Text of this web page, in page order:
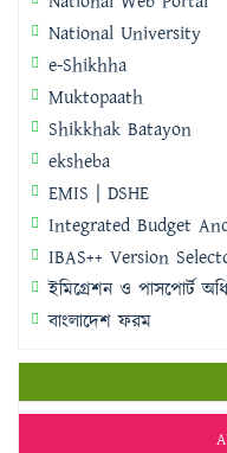
National University
e-Shikhha
Muktopaath
Shikkhak Batayon
eksheba
EMIS | DSHE
Integrated Budget
IBAS++ Version
ইমিগ্রেশন ও পাসপোর্ট
বাংলাদেশ ফরম